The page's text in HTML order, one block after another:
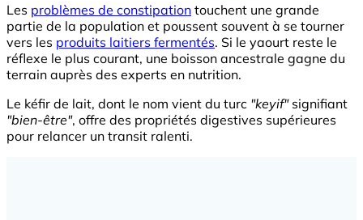
Les problèmes de constipation touchent une grande
partie de la population et poussent souvent à se tourner
vers les produits laitiers fermentés. Si le yaourt reste le
réflexe le plus courant, une boisson ancestrale gagne du
terrain auprès des experts en nutrition.
Le kéfir de lait, dont le nom vient du turc "keyif"signifiant
"bien-être", offre des propriétés digestives supérieures
pour relancer un transit ralenti.